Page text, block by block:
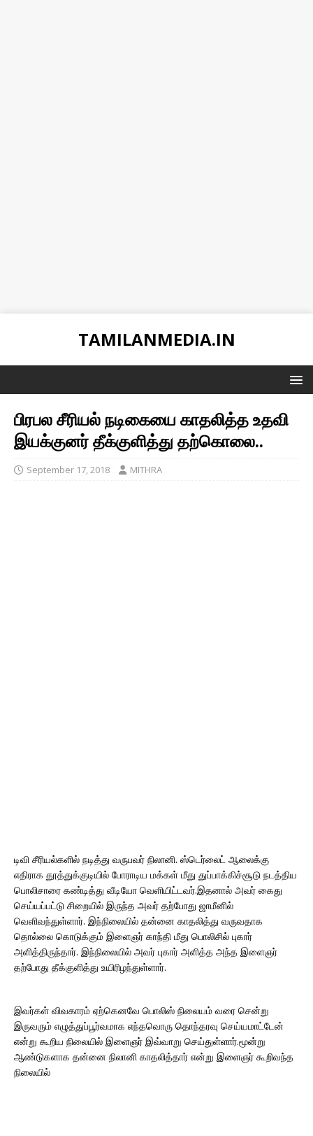
TAMILANMEDIA.IN
பிரபல சீரியல் நடிகையை காதலித்த உதவி
இயக்குனர் தீக்குளித்து தற்கொலை..
September 17, 2018 MITHRA
டிவி சீரியல்களில் நடித்து வருபவர் நிலானி. ஸ்டெர்லைட் ஆலைக்கு
எதிராக தூத்துக்குடியில் போராடிய மக்கள் மீது துப்பாக்கிச்சூடு நடத்திய
பொலிசாரை கண்டித்து வீடியோ வெளியிட்டவர்.இதனால் அவர் கைது
செய்யப்பட்டு சிறையில் இருந்த அவர் தற்போது ஜாமீனில்
வெளிவந்துள்ளார். இந்நிலையில் தன்னை காதலித்து வருவதாக
தொல்லை கொடுக்கும் இளைஞர் காந்தி மீது பொலிசில் புகார்
அளித்திருந்தார். இந்நிலையில் அவர் புகார் அளித்த அந்த இளைஞர்
தற்போது தீக்குளித்து உயிரிழந்துள்ளார்.
இவர்கள் விவகாரம் ஏற்கெனவே பொலிஸ் நிலையம் வரை சென்று
இருவரும் எழுத்துப்பூர்வமாக எந்தவொரு தொந்தரவு செய்யமாட்டேன்
என்று கூறிய நிலையில் இளைஞர் இவ்வாறு செய்துள்ளார்.மூன்று
ஆண்டுகளாக தன்னை நிலானி காதலித்தார் என்று இளைஞர் கூறிவந்த
நிலையில்